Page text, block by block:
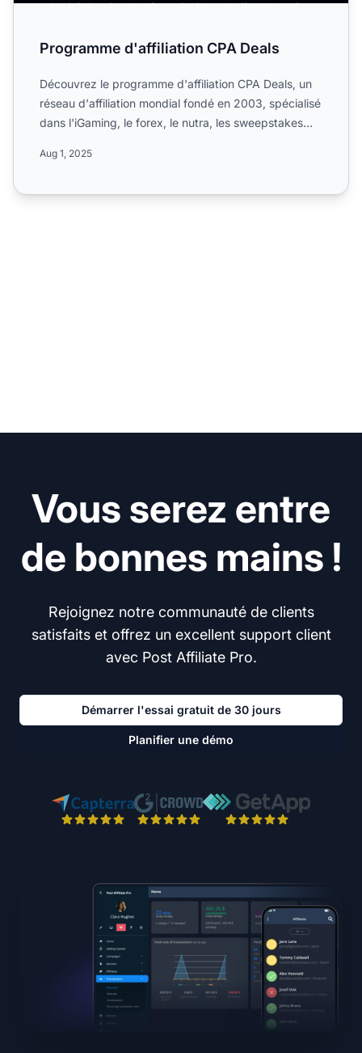
Programme d'affiliation CPA Deals
Découvrez le programme d'affiliation CPA Deals, un
réseau d'affiliation mondial fondé en 2003, spécialisé
dans l'iGaming, le forex, le nutra, les sweepstakes
Aug 1, 2025
Vous serez entre
de bonnes mains !
Rejoignez notre communauté de clients
satisfaits et offrez un excellent support client
avec Post Affiliate Pro.
Démarrer l'essai gratuit de 30 jours
Planifier une démo